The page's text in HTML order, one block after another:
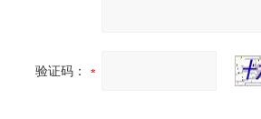
验证码：